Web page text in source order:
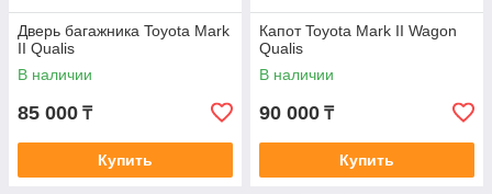
Дверь багажника Toyota Mark
II Qualis
В наличии
85 000 ₸
Купить
Капот Toyota Mark II Wagon
Qualis
В наличии
90 000 ₸
Купить